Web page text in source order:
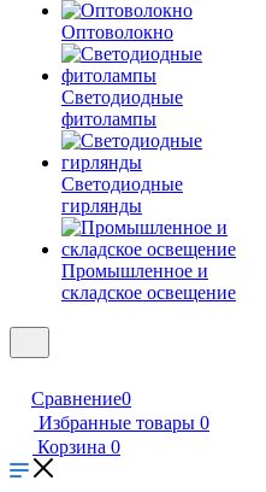
Оптоволокно
Светодиодные
фитолампы
Светодиодные
гирлянды
Промышленное и
складское освещение
Сравнение0
Избранные товары 0
Корзина 0